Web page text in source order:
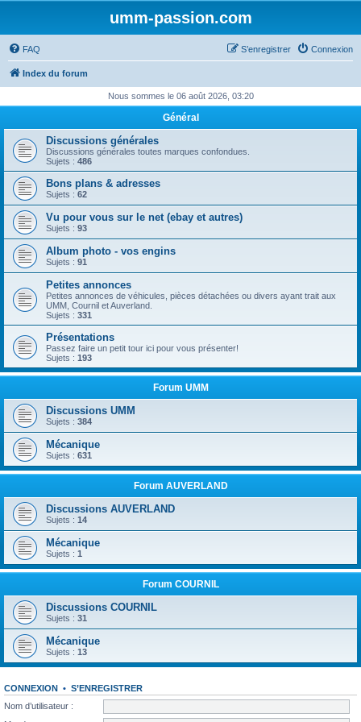
umm-passion.com
FAQ Connexion
S’enregistrer
Index du forum
Nous sommes le 06 août 2026, 03:20
Général
Discussions générales
Discussions générales toutes marques confondues.
Sujets : 486
Bons plans & adresses
Sujets : 62
Vu pour vous sur le net (ebay et autres)
Sujets : 93
Album photo - vos engins
Sujets : 91
Petites annonces
Petites annonces de véhicules, pièces détachées ou divers ayant trait aux
UMM, Cournil et Auverland.
Sujets : 331
Présentations
Passez faire un petit tour ici pour vous présenter!
Sujets : 193
Forum UMM
Discussions UMM
Sujets : 384
Mécanique
Sujets : 631
Forum AUVERLAND
Discussions AUVERLAND
Sujets : 14
Mécanique
Sujets : 1
Forum COURNIL
Discussions COURNIL
Sujets : 31
Mécanique
Sujets : 13
CONNEXION • S’ENREGISTRER
Nom d’utilisateur :